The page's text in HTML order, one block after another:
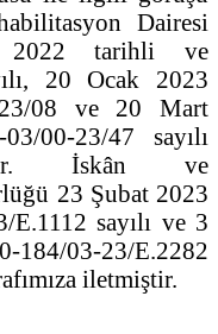
Dairesi
2022 tarihli ve
20 Ocak 2023
08 ve 20 Mart
00-23/47 sayılı
İskân ve
23 Şubat 2023
sayılı ve 3
184/03-23/E.2282
iletmiştir.